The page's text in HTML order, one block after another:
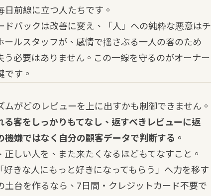
前線に立つ人たちです。
バックは改善に変え、「人」への純粋な悪意はチ
ルスタッフが、感情で揺さぶる一人の客のため
必要はありません。この一線を守るのがオーナー
です。
がどのレビューを上に出すかも制御できません。
る客をしっかりもてなし、返すべきレビューに返
嫌ではなく自分の顧客データで判断する。
しい人を、また来たくなるほどもてなすこと。
好きな人にもっと好きになってもらう」へ力を移す
台を作るなら、 7日間・クレジットカード不要で